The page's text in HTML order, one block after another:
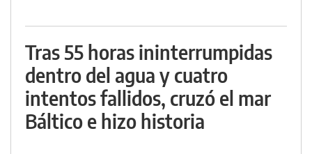
Tras 55 horas ininterrumpidas
dentro del agua y cuatro
intentos fallidos, cruzó el mar
Báltico e hizo historia